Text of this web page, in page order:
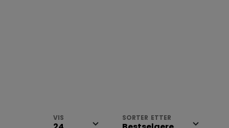
VIS SORTER ETTER